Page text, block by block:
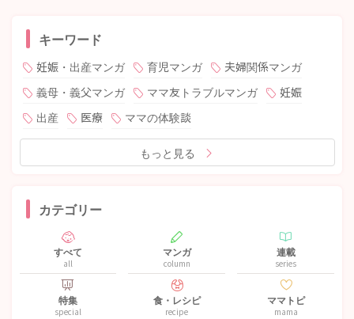
キーワード
妊娠・出産マンガ 育児マンガ
夫婦関係マンガ
義母・義父マンガ
ママ友トラブルマンガ
妊娠
出産
医療 ママの体験談
もっと見る
カテゴリー
すべて
all
マンガ
column
連載
series
特集
special
食・レシピ
recipe
ママトピ
mama